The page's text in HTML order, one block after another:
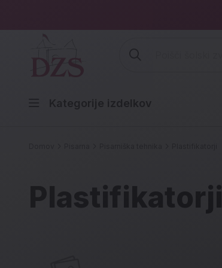
Kategorije izdelkov
Plastifikatorji